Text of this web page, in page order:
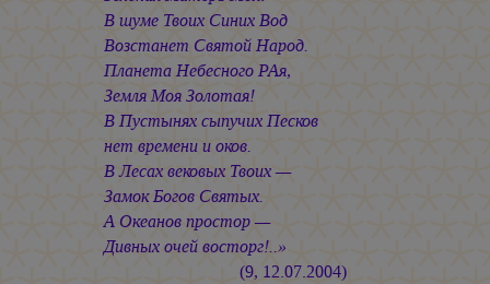
В шуме Твоих Синих Вод
Возстанет Святой Народ.
Планета Небесного РАя,
Земля Моя Золотая!
В Пустынях сыпучих Песков
нет времени и оков.
В Лесах вековых Твоих —
Замок Богов Святых.
А Океанов простор —
Дивных очей восторг!..»
(9, 12.07.2004)